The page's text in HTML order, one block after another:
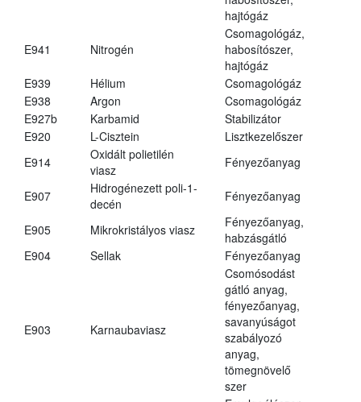
hajtógáz
E941 Nitrogén
Csomagológáz,
habosítószer,
hajtógáz
E939
Hélium
Csomagológáz
E938
Argon
Csomagológáz
E927b
Karbamid
Stabilizátor
E920
L-Cisztein
Lisztkezelőszer
E914
Oxidált polietilén
viasz
Fényezőanyag
E907
Hidrogénezett poli-1-
decén
Fényezőanyag
E905 Mikrokristályos viasz
Fényezőanyag,
habzásgátló
E904
Sellak Fényezőanyag
E903 Karnaubaviasz
Csomósodást
gátló anyag,
fényezőanyag,
savanyúságot
szabályozó
anyag,
tömegnövelő
szer